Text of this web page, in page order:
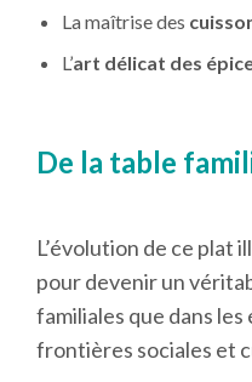
La maîtrise des
L’art délicat des
De la table
L’évolution de ce
pour devenir un
familiales que dans
frontières sociales et